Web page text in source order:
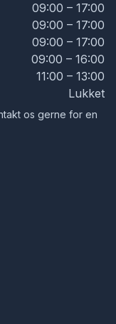
09:00 – 17:00
09:00 – 17:00
09:00 – 17:00
09:00 – 16:00
11:00 – 13:00
Lukket
os gerne for en